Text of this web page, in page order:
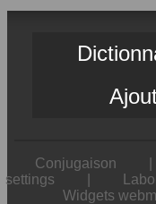
Conjugaison
settings
Widgets